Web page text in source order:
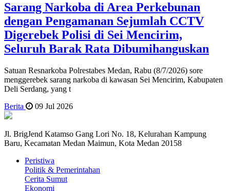
Sarang Narkoba di Area Perkebunan
dengan Pengamanan Sejumlah CCTV
Digerebek Polisi di Sei Mencirim,
Seluruh Barak Rata Dibumihanguskan
Satuan Resnarkoba Polrestabes Medan, Rabu (8/7/2026) sore
menggerebek sarang narkoba di kawasan Sei Mencirim, Kabupaten
Deli Serdang, yang t
Berita
09 Jul 2026
Jl. BrigJend Katamso Gang Lori No. 18, Kelurahan Kampung
Baru, Kecamatan Medan Maimun, Kota Medan 20158
Peristiwa
Politik & Pemerintahan
Cerita Sumut
Ekonomi